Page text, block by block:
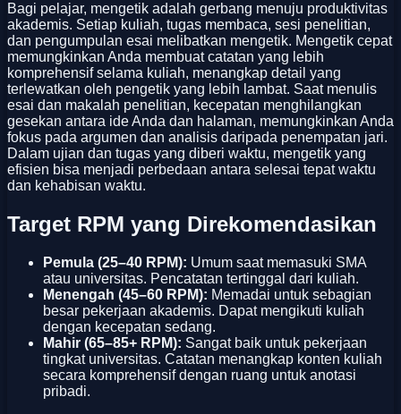
Bagi pelajar, mengetik adalah gerbang menuju produktivitas
akademis. Setiap kuliah, tugas membaca, sesi penelitian,
dan pengumpulan esai melibatkan mengetik. Mengetik cepat
memungkinkan Anda membuat catatan yang lebih
komprehensif selama kuliah, menangkap detail yang
terlewatkan oleh pengetik yang lebih lambat. Saat menulis
esai dan makalah penelitian, kecepatan menghilangkan
gesekan antara ide Anda dan halaman, memungkinkan Anda
fokus pada argumen dan analisis daripada penempatan jari.
Dalam ujian dan tugas yang diberi waktu, mengetik yang
efisien bisa menjadi perbedaan antara selesai tepat waktu
dan kehabisan waktu.
Target RPM yang Direkomendasikan
Pemula (25–40 RPM): Umum saat memasuki SMA
atau universitas. Pencatatan tertinggal dari kuliah.
Menengah (45–60 RPM): Memadai untuk sebagian
besar pekerjaan akademis. Dapat mengikuti kuliah
dengan kecepatan sedang.
Mahir (65–85+ RPM): Sangat baik untuk pekerjaan
tingkat universitas. Catatan menangkap konten kuliah
secara komprehensif dengan ruang untuk anotasi
pribadi.